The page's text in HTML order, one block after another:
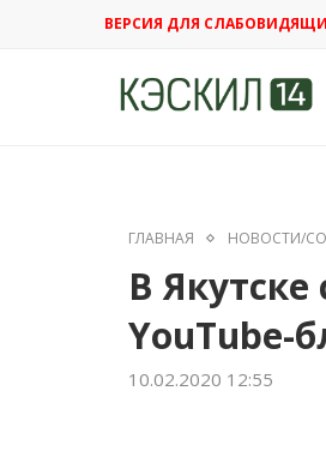
ВЕРСИЯ ДЛЯ
ГЛАВНАЯ НОВОСТИ/
В Якутске
YouTube-
10.02.2020 12:55